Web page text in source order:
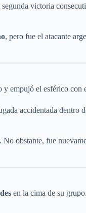
segunda victoria
, pero fue el atacante
empujó el esférico con
accidentada dentro
obstante, fue
en la cima de su